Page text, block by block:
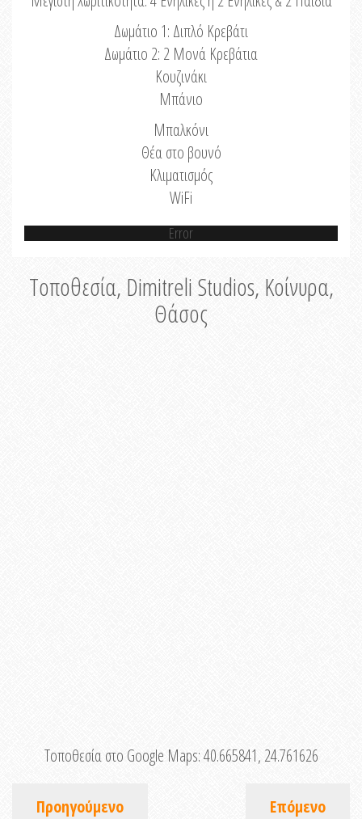
Δωμάτιο 1: Διπλό Κρεβάτι
Δωμάτιο 2: 2 Μονά Κρεβάτια
Κουζινάκι
Μπάνιο
Μπαλκόνι
Θέα στο βουνό
Κλιματισμός
WiFi
Error
Τοποθεσία, Dimitreli Studios, Κοίνυρα,
Θάσος
Τοποθεσία στο Google Maps:40.665841, 24.761626
Προηγούμενο Επόμενο